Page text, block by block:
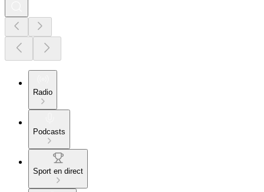
Radio
Podcasts
Sport en direct